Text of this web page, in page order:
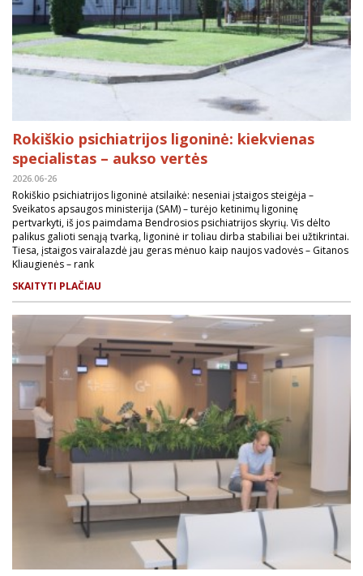
Rokiškio psichiatrijos ligoninė: kiekvienas
specialistas – aukso vertės
2026.06-26
Rokiškio psichiatrijos ligoninė atsilaikė: neseniai įstaigos steigėja –
Sveikatos apsaugos ministerija (SAM) – turėjo ketinimų ligoninę
pertvarkyti, iš jos paimdama Bendrosios psichiatrijos skyrių. Vis dėlto
palikus galioti senąją tvarką, ligoninė ir toliau dirba stabiliai bei užtikrintai.
Tiesa, įstaigos vairalazdė jau geras mėnuo kaip naujos vadovės – Gitanos
Kliaugienės – rank
SKAITYTI PLAČIAU